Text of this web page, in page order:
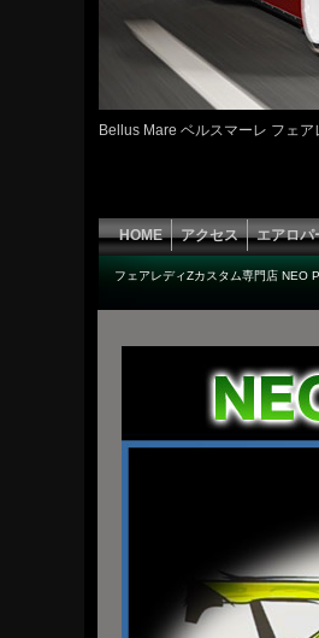
Bellus Mare ベルスマーレ フェア
HOME アクセス エアロパ
フェアレディZカスタム専門店 NEO